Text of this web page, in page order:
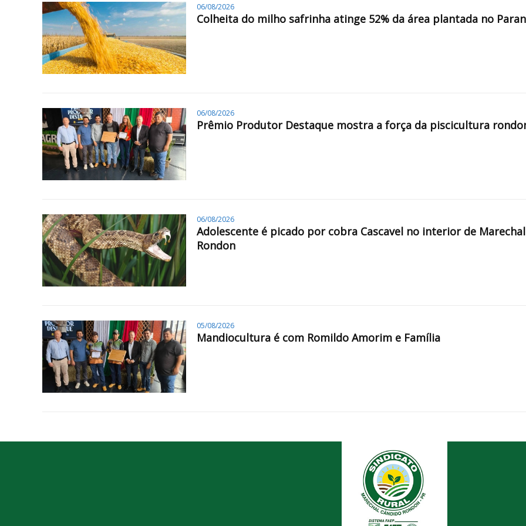
06/08/2026
Colheita do milho safrinha atinge 52% da área plantada no
06/08/2026
Prêmio Produtor Destaque mostra a força da piscicultura
06/08/2026
Adolescente é picado por cobra Cascavel no interior de Marechal
Rondon
05/08/2026
Mandiocultura é com Romildo Amorim e Família